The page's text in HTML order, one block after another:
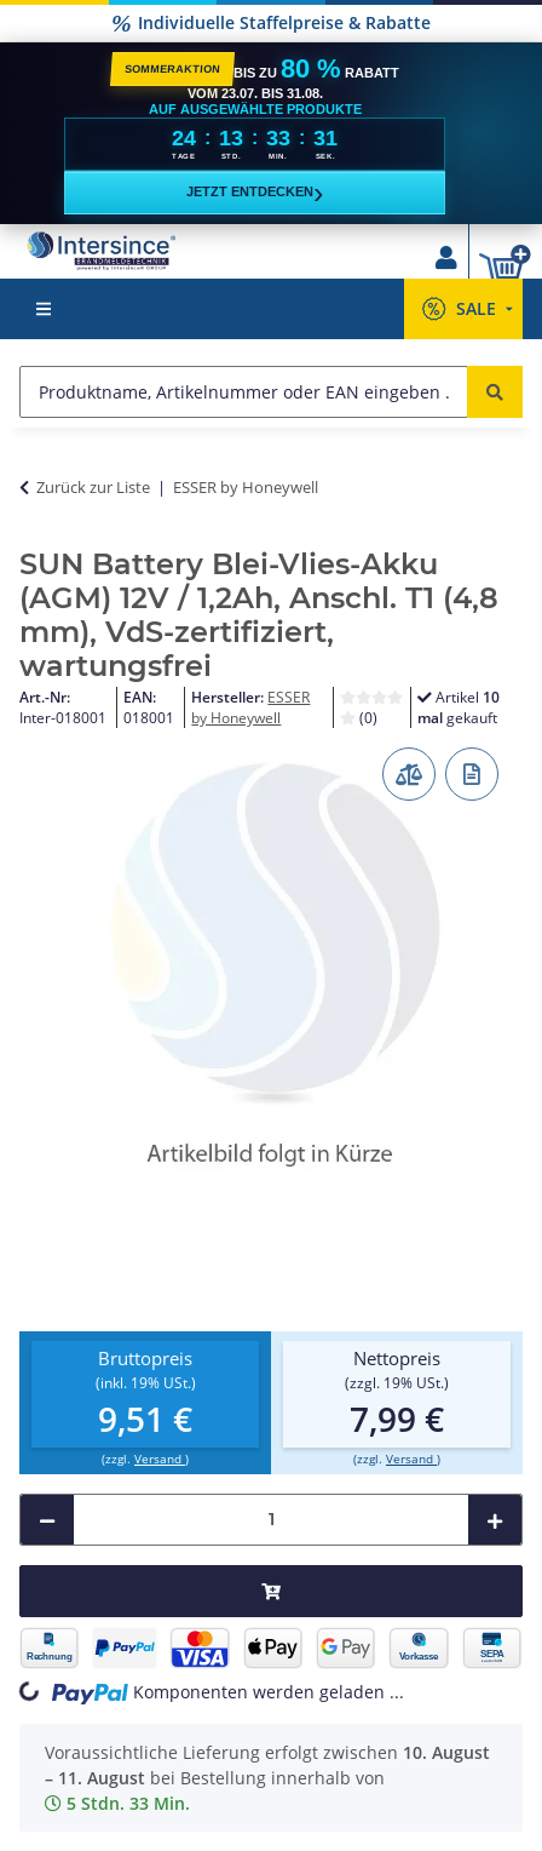
Individuelle Staffelpreise & Rabatte
SOMMERAKTION BIS ZU 80 % RABATT
VOM 23.07. BIS 31.08.
AUF AUSGEWÄHLTE PRODUKTE
24
TAGE
: 13
STD.
: 33
MIN.
: 30
SEK.
JETZT ENTDECKEN ›
SALE
Zurück zur Liste ESSER by Honeywell
SUN Battery Blei-Vlies-Akku
(AGM) 12V / 1,2Ah, Anschl. T1 (4,8
mm), VdS-zertifiziert,
wartungsfrei
Art.-Nr:
Inter-018001
EAN:
018001
Hersteller: ESSER
by Honeywell
(0)
Artikel 10
malgekauft
Bruttopreis
(inkl. 19% USt.)
9,51 €
(zzgl. Versand )
Nettopreis
(zzgl. 19% USt.)
7,99 €
(zzgl. Versand )
Komponenten werden geladen ...
Voraussichtliche Lieferung erfolgt zwischen 10. August
– 11. August bei Bestellung innerhalb von
5 Stdn. 33 Min.